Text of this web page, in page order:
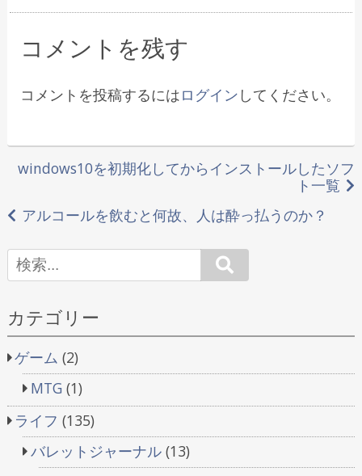
者
テ
リ
コメントを残す
コメントを投稿するにはログイン してください。
投
稿
ビ
ー
シ
ョ
ン
windows10を初期化してからインストールしたソフ
ト一覧
アルコールを飲むと何故、人は酔っ払うのか？
カテゴリー
ゲーム (2)
MTG(1)
ライフ (135)
バレットジャーナル(13)